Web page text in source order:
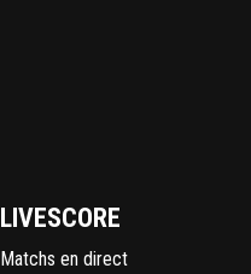
LIVESCORE
Matchs en direct